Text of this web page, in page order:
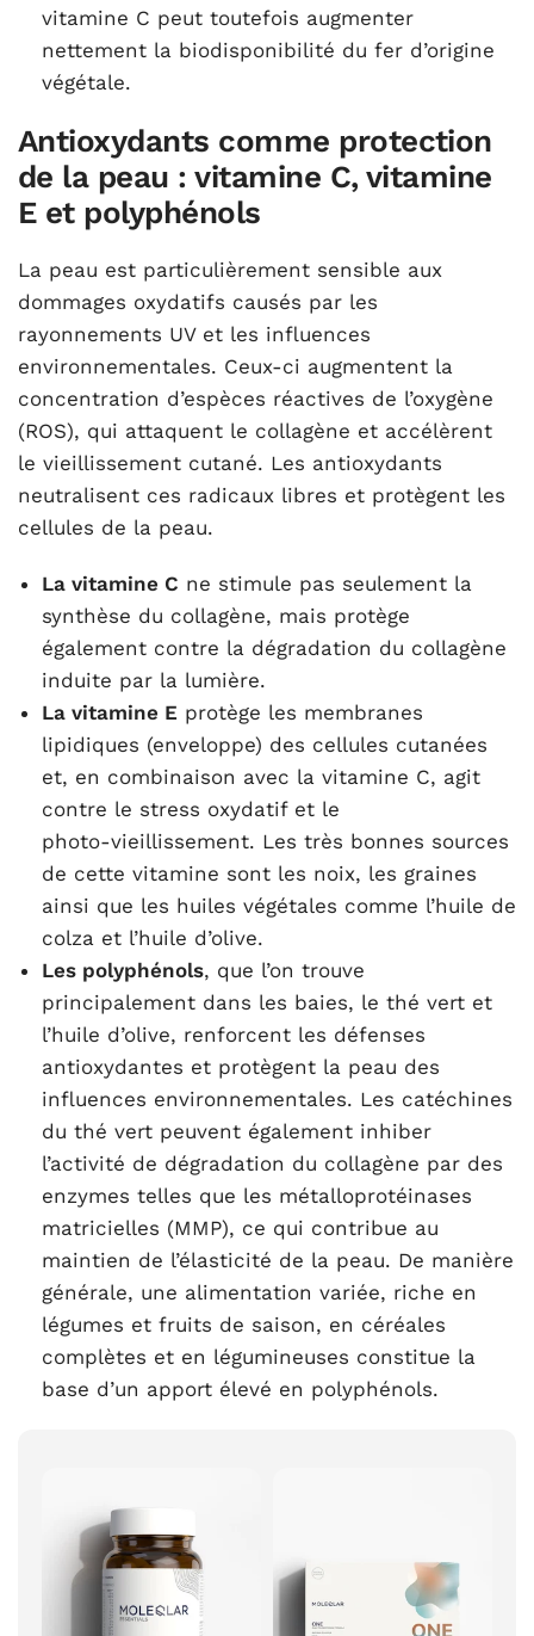
vitamine C peut toutefois augmenter
nettement la biodisponibilité du fer d’origine
végétale.
Antioxydants comme protection
de la peau : vitamine C, vitamine
E et polyphénols
La peau est particulièrement sensible aux
dommages oxydatifs causés par les
rayonnements UV et les influences
environnementales. Ceux-ci augmentent la
concentration d’espèces réactives de l’oxygène
(ROS), qui attaquent le collagène et accélèrent
le vieillissement cutané. Les antioxydants
neutralisent ces radicaux libres et protègent les
cellules de la peau.
La vitamine C ne stimule pas seulement la
synthèse du collagène, mais protège
également contre la dégradation du collagène
induite par la lumière.
La vitamine E protège les membranes
lipidiques (enveloppe) des cellules cutanées
et, en combinaison avec la vitamine C, agit
contre le stress oxydatif et le
photo‑vieillissement. Les très bonnes sources
de cette vitamine sont les noix, les graines
ainsi que les huiles végétales comme l’huile de
colza et l’huile d’olive.
Les polyphénols, que l’on trouve
principalement dans les baies, le thé vert et
l’huile d’olive, renforcent les défenses
antioxydantes et protègent la peau des
influences environnementales. Les catéchines
du thé vert peuvent également inhiber
l’activité de dégradation du collagène par des
enzymes telles que les métalloprotéinases
matricielles (MMP), ce qui contribue au
maintien de l’élasticité de la peau. De manière
générale, une alimentation variée, riche en
légumes et fruits de saison, en céréales
complètes et en légumineuses constitue la
base d’un apport élevé en polyphénols.